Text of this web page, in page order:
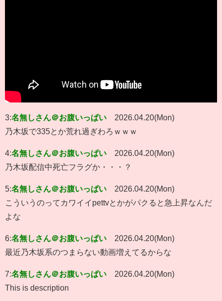
3:名無しさん＠お腹いっぱい
2026.04.20(Mon)
乃木坂で335とか荒れ過ぎわろｗｗｗ
4:名無しさん＠お腹いっぱい
2026.04.20(Mon)
乃木坂配信中死亡フラグか・・・？
5:名無しさん＠お腹いっぱい
2026.04.20(Mon)
こういうのってカワイイpettvとかがパクると急上昇なんだ
よな
6:名無しさん＠お腹いっぱい
2026.04.20(Mon)
最近乃木坂系のつまらない動画増えてるからな
7:名無しさん＠お腹いっぱい
2026.04.20(Mon)
This is description